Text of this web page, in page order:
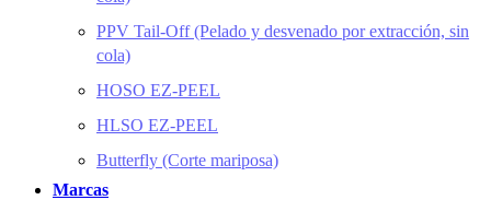
PPV Tail-Off (Pelado y desvenado por extracción, sin
cola)
HOSO EZ-PEEL
HLSO EZ-PEEL
Butterfly (Corte mariposa)
Marcas